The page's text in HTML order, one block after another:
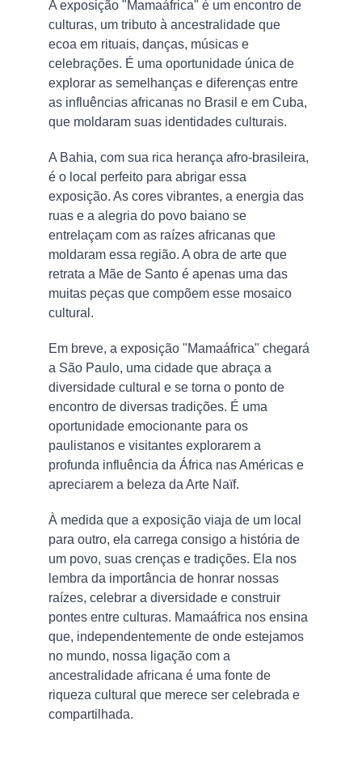
A exposição "Mamaáfrica" é um encontro de
culturas, um tributo à ancestralidade que
ecoa em rituais, danças, músicas e
celebrações. É uma oportunidade única de
explorar as semelhanças e diferenças entre
as influências africanas no Brasil e em Cuba,
que moldaram suas identidades culturais.
A Bahia, com sua rica herança afro-brasileira,
é o local perfeito para abrigar essa
exposição. As cores vibrantes, a energia das
ruas e a alegria do povo baiano se
entrelaçam com as raízes africanas que
moldaram essa região. A obra de arte que
retrata a Mãe de Santo é apenas uma das
muitas peças que compõem esse mosaico
cultural.
Em breve, a exposição "Mamaáfrica" chegará
a São Paulo, uma cidade que abraça a
diversidade cultural e se torna o ponto de
encontro de diversas tradições. É uma
oportunidade emocionante para os
paulistanos e visitantes explorarem a
profunda influência da África nas Américas e
apreciarem a beleza da Arte Naïf.
À medida que a exposição viaja de um local
para outro, ela carrega consigo a história de
um povo, suas crenças e tradições. Ela nos
lembra da importância de honrar nossas
raízes, celebrar a diversidade e construir
pontes entre culturas. Mamaáfrica nos ensina
que, independentemente de onde estejamos
no mundo, nossa ligação com a
ancestralidade africana é uma fonte de
riqueza cultural que merece ser celebrada e
compartilhada.